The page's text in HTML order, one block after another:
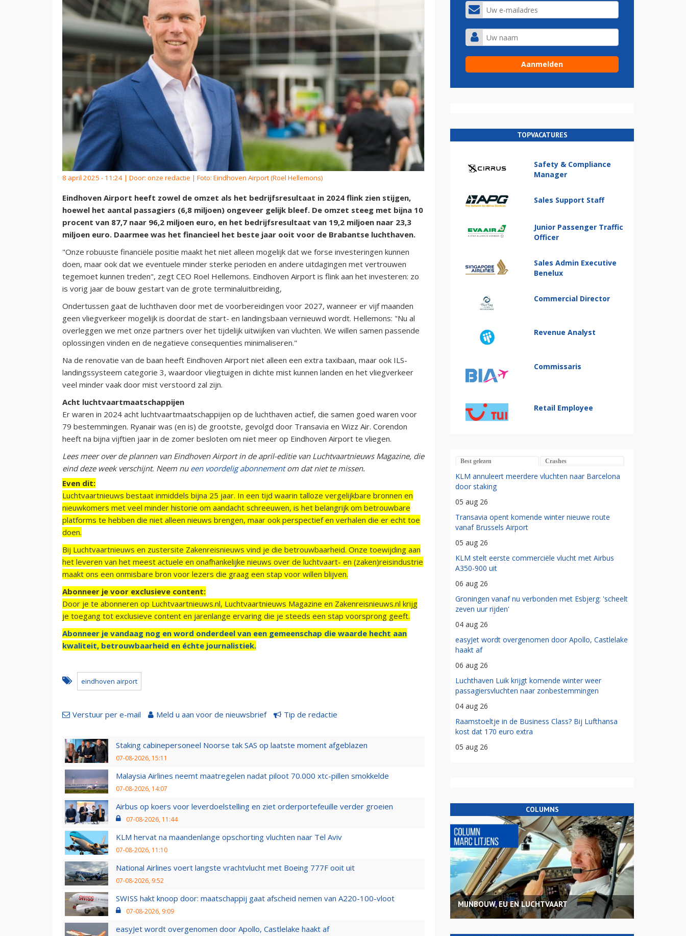
8 april 2025 - 11:24 | Door: onze redactie | Foto: Eindhoven Airport (Roel Hellemons)
Eindhoven Airport heeft zowel de omzet als het bedrijfsresultaat in 2024 flink zien stijgen,
hoewel het aantal passagiers (6,8 miljoen) ongeveer gelijk bleef. De omzet steeg met bijna 10
procent van 87,7 naar 96,2 miljoen euro, en het bedrijfsresultaat van 19,2 miljoen naar 23,3
miljoen euro. Daarmee was het financieel het beste jaar ooit voor de Brabantse luchthaven.
"Onze robuuste financiële positie maakt het niet alleen mogelijk dat we forse investeringen kunnen
doen, maar ook dat we eventuele minder sterke perioden en andere uitdagingen met vertrouwen
tegemoet kunnen treden", zegt CEO Roel Hellemons. Eindhoven Airport is flink aan het investeren: zo
is vorig jaar de bouw gestart van de grote terminaluitbreiding,
Ondertussen gaat de luchthaven door met de voorbereidingen voor 2027, wanneer er vijf maanden
geen vliegverkeer mogelijk is doordat de start- en landingsbaan vernieuwd wordt. Hellemons: "Nu al
overleggen we met onze partners over het tijdelijk uitwijken van vluchten. We willen samen passende
oplossingen vinden en de negatieve consequenties minimaliseren."
Na de renovatie van de baan heeft Eindhoven Airport niet alleen een extra taxibaan, maar ook ILS-
landingssysteem categorie 3, waardoor vliegtuigen in dichte mist kunnen landen en het vliegverkeer
veel minder vaak door mist verstoord zal zijn.
Acht luchtvaartmaatschappijen
Er waren in 2024 acht luchtvaartmaatschappijen op de luchthaven actief, die samen goed waren voor
79 bestemmingen. Ryanair was (en is) de grootste, gevolgd door Transavia en Wizz Air. Corendon
heeft na bijna vijftien jaar in de zomer besloten om niet meer op Eindhoven Airport te vliegen.
Lees meer over de plannen van Eindhoven Airport in de april-editie van Luchtvaartnieuws Magazine, die
eind deze week verschijnt. Neem nu een voordelig abonnementom dat niet te missen.
Even dit:
Luchtvaartnieuws bestaat inmiddels bijna 25 jaar. In een tijd waarin talloze vergelijkbare bronnen en
nieuwkomers met veel minder historie om aandacht schreeuwen, is het belangrijk om betrouwbare
platforms te hebben die niet alleen nieuws brengen, maar ook perspectief en verhalen die er echt toe
doen.
Bij Luchtvaartnieuws en zustersite Zakenreisnieuws vind je die betrouwbaarheid. Onze toewijding aan
het leveren van het meest actuele en onafhankelijke nieuws over de luchtvaart- en (zaken)reisindustrie
maakt ons een onmisbare bron voor lezers die graag een stap voor willen blijven.
Abonneer je voor exclusieve content:
Door je te abonneren op Luchtvaartnieuws.nl, Luchtvaartnieuws Magazine en Zakenreisnieuws.nl krijg
je toegang tot exclusieve content en jarenlange ervaring die je steeds een stap voorsprong geeft.
Abonneer je vandaag nog en word onderdeel van een gemeenschap die waarde hecht aan
kwaliteit, betrouwbaarheid en échte journalistiek.
eindhoven airport
Verstuur per e-mail Meld u aan voor de nieuwsbrief Tip de redactie
Staking cabinepersoneel Noorse tak SAS op laatste moment afgeblazen
07-08-2026, 15:11
Malaysia Airlines neemt maatregelen nadat piloot 70.000 xtc-pillen smokkelde
07-08-2026, 14:07
Airbus op koers voor leverdoelstelling en ziet orderportefeuille verder groeien
07-08-2026, 11:44
KLM hervat na maandenlange opschorting vluchten naar Tel Aviv
07-08-2026, 11:10
National Airlines voert langste vrachtvlucht met Boeing 777F ooit uit
07-08-2026, 9:52
SWISS hakt knoop door: maatschappij gaat afscheid nemen van A220-100-vloot
07-08-2026, 9:09
easyJet wordt overgenomen door Apollo, Castlelake haakt af
TOPVACATURES
Safety & Compliance
Manager
Sales Support Staff
Junior Passenger Traffic
Officer
Sales Admin Executive
Benelux
Commercial Director
Revenue Analyst
Commissaris
Retail Employee
Best gelezen Crashes
KLM annuleert meerdere vluchten naar Barcelona
door staking
05 aug 26
Transavia opent komende winter nieuwe route
vanaf Brussels Airport
05 aug 26
KLM stelt eerste commerciële vlucht met Airbus
A350-900 uit
06 aug 26
Groningen vanaf nu verbonden met Esbjerg: 'scheelt
zeven uur rijden'
04 aug 26
easyJet wordt overgenomen door Apollo, Castlelake
haakt af
06 aug 26
Luchthaven Luik krijgt komende winter weer
passagiersvluchten naar zonbestemmingen
04 aug 26
Raamstoeltje in de Business Class? Bij Lufthansa
kost dat 170 euro extra
05 aug 26
COLUMNS
MIJNBOUW, EU EN LUCHTVAART